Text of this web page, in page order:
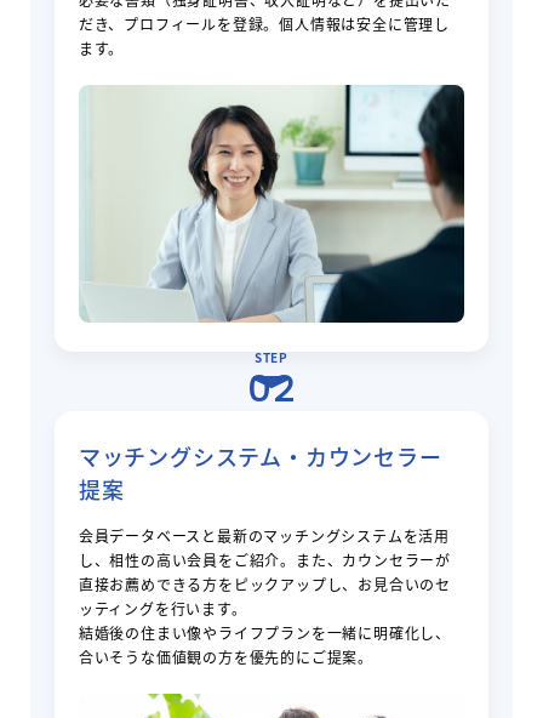
だき、プロフィールを登録。個人情報は安全に管理し
ます。
STEP
02
マッチングシステム・カウンセラー
提案
会員データベースと最新のマッチングシステムを活用
し、相性の高い会員をご紹介。また、カウンセラーが
直接お薦めできる方をピックアップし、お見合いのセ
ッティングを行います。
結婚後の住まい像やライフプランを一緒に明確化し、
合いそうな価値観の方を優先的にご提案。